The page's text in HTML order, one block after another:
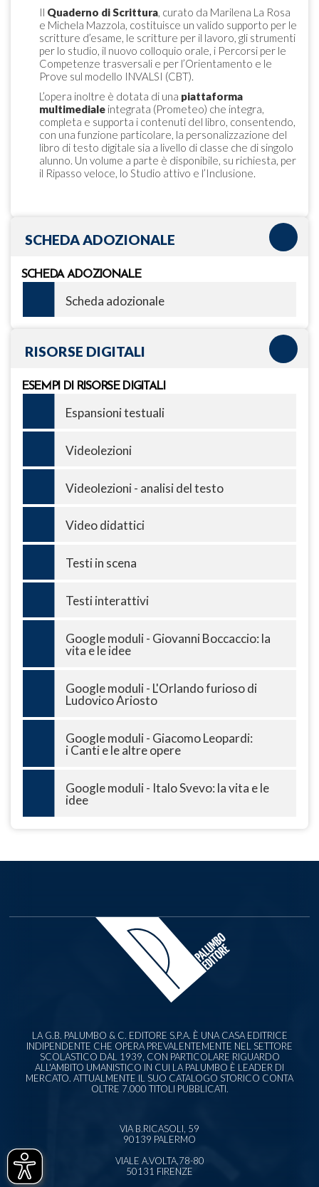
Il Quaderno di Scrittura, curato da Marilena La Rosa
e Michela Mazzola, costituisce un valido supporto per le
scritture d’esame, le scritture per il lavoro, gli strumenti
per lo studio, il nuovo colloquio orale, i Percorsi per le
Competenze trasversali e per l’Orientamento e le
Prove sul modello INVALSI (CBT).
L’opera inoltre è dotata di una piattaforma
multimediale integrata (Prometeo) che integra,
completa e supporta i contenuti del libro, consentendo,
con una funzione particolare, la personalizzazione del
libro di testo digitale sia a livello di classe che di singolo
alunno. Un volume a parte è disponibile, su richiesta, per
il Ripasso veloce, lo Studio attivo e l’Inclusione.
SCHEDA ADOZIONALE
SCHEDA ADOZIONALE
Scheda adozionale
RISORSE DIGITALI
ESEMPI DI RISORSE DIGITALI
Espansioni testuali
Videolezioni
Videolezioni - analisi del testo
Video didattici
Testi in scena
Testi interattivi
Google moduli - Giovanni Boccaccio: la
vita e le idee
Google moduli - L'Orlando furioso di
Ludovico Ariosto
Google moduli - Giacomo Leopardi:
i Canti e le altre opere
Google moduli - Italo Svevo: la vita e le
idee
LA G.B. PALUMBO & C. EDITORE S.P.A. È UNA CASA EDITRICE
INDIPENDENTE CHE OPERA PREVALENTEMENTE NEL SETTORE
SCOLASTICO DAL 1939, CON PARTICOLARE RIGUARDO
ALL'AMBITO UMANISTICO IN CUI LA PALUMBO È LEADER DI
MERCATO. ATTUALMENTE IL SUO CATALOGO STORICO CONTA
OLTRE 7.000 TITOLI PUBBLICATI.
VIA B.RICASOLI, 59
90139 PALERMO
VIALE A.VOLTA,78-80
50131 FIRENZE